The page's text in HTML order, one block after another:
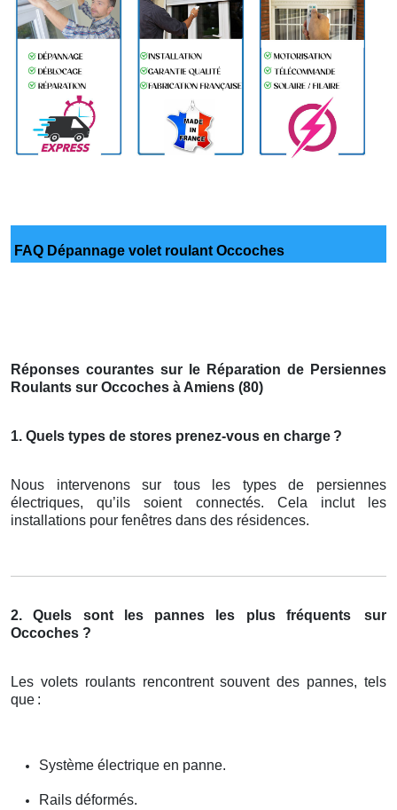
FAQ Dépannage volet roulant Occoches
Réponses courantes sur le Réparation de Persiennes
Roulants sur Occoches à Amiens (80)
1. Quels types de stores prenez-vous en charge ?
Nous intervenons sur tous les types de persiennes
électriques, qu’ils soient connectés. Cela inclut les
installations pour fenêtres dans des résidences.
2. Quels sont les pannes les plus fréquents
sur
Occoches ?
Les volets roulants rencontrent souvent des pannes, tels
que :
Système électrique en panne.
Rails déformés.